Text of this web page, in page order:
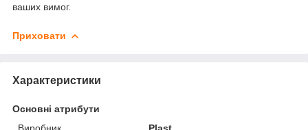
ваших вимог.
Приховати
Характеристики
Основні атрибути
Виробник
Plast